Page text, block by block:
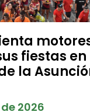
fiestas en
la
2026